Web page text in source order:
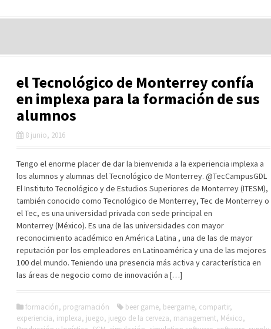
el Tecnológico de Monterrey confía
en implexa para la formación de sus
alumnos
8 junio, 2016
Tengo el enorme placer de dar la bienvenida a la experiencia implexa a
los alumnos y alumnas del Tecnológico de Monterrey. @TecCampusGDL
El Instituto Tecnológico y de Estudios Superiores de Monterrey (ITESM),
también conocido como Tecnológico de Monterrey, Tec de Monterrey o
el Tec, es una universidad privada con sede principal en
Monterrey (México). Es una de las universidades con mayor
reconocimiento académico en América Latina , una de las de mayor
reputación por los empleadores en Latinoamérica y una de las mejores
100 del mundo. Teniendo una presencia más activa y característica en
las áreas de negocio como de innovación a […]
formación, programación beer game, beergame, compartir,
experiencia, implexa, juego, juego de la cerveza, management, México,